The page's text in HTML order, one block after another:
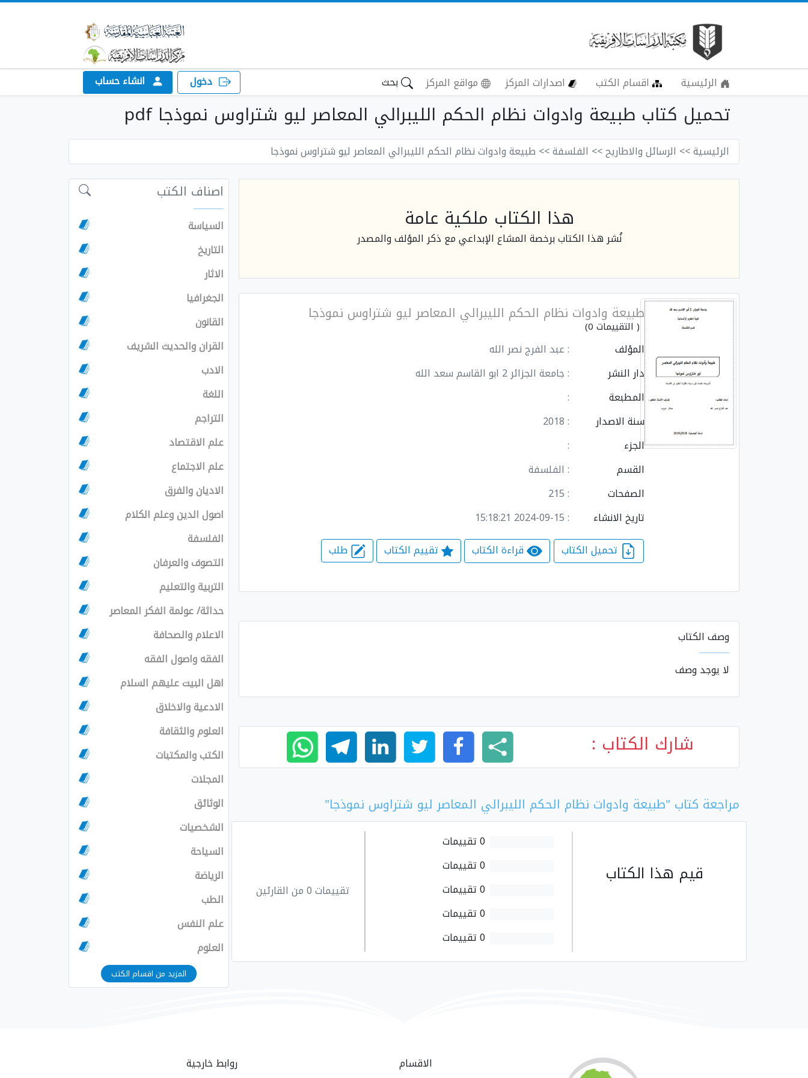
الرئيسية اقسام الكتب اصدارات المركز مواقع المركز بحث دخول انشاء حساب
تحميل كتاب طبيعة وادوات نظام الحكم الليبرالي المعاصر ليو شتراوس نموذجا pdf
الرئيسية>> الرسائل والاطاريح>> الفلسفة>> طبيعة وادوات نظام الحكم الليبرالي المعاصر ليو شتراوس نموذجا
هذا الكتاب ملكية عامة
نُشر هذا الكتاب برخصة المشاع الإبداعي مع ذكر المؤلف والمصدر
طبيعة وادوات نظام الحكم الليبرالي المعاصر ليو شتراوس نموذجا
( التقييمات 0)
المؤلف
: عبد الفرج نصر الله
دار النشر
: جامعة الجزائر 2 ابو القاسم سعد الله
المطبعة
:
سنة الاصدار
: 2018
الجزء
:
القسم
: الفلسفة
الصفحات
: 215
تاريخ الانشاء
: 2024-09-15 15:18:21
قراءة الكتاب تقييم الكتاب طلب
وصف الكتاب
لا يوجد وصف
شارك الكتاب :
مراجعة كتاب "طبيعة وادوات نظام الحكم الليبرالي المعاصر ليو شتراوس نموذجا"
قيم هذا الكتاب
0 تقييمات
0 تقييمات
0 تقييمات
0 تقييمات
0 تقييمات
تقييمات 0 من القارئين
اصناف الكتب
السياسة
التاريخ
الاثار
الجغرافيا
القانون
القران والحديث الشريف
الادب
اللغة
التراجم
علم الاقتصاد
علم الاجتماع
الاديان والفرق
اصول الدين وعلم الكلام
الفلسفة
التصوف والعرفان
التربية والتعليم
حداثة/ عولمة الفكر المعاصر
الاعلام والصحافة
الفقه واصول الفقه
اهل البيت عليهم السلام
الادعية والاخلاق
العلوم والثقافة
الكتب والمكتبات
المجلات
الوثائق
الشخصيات
السياحة
الرياضة
الطب
علم النفس
العلوم
المزيد من اقسام الكتب
الاقسام روابط خارجية